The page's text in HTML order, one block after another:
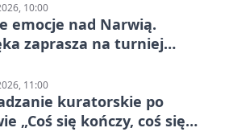
10:00
emocje nad Narwią.
zaprasza na turniej
11:00
kuratorskie po
„Coś się kończy, coś się